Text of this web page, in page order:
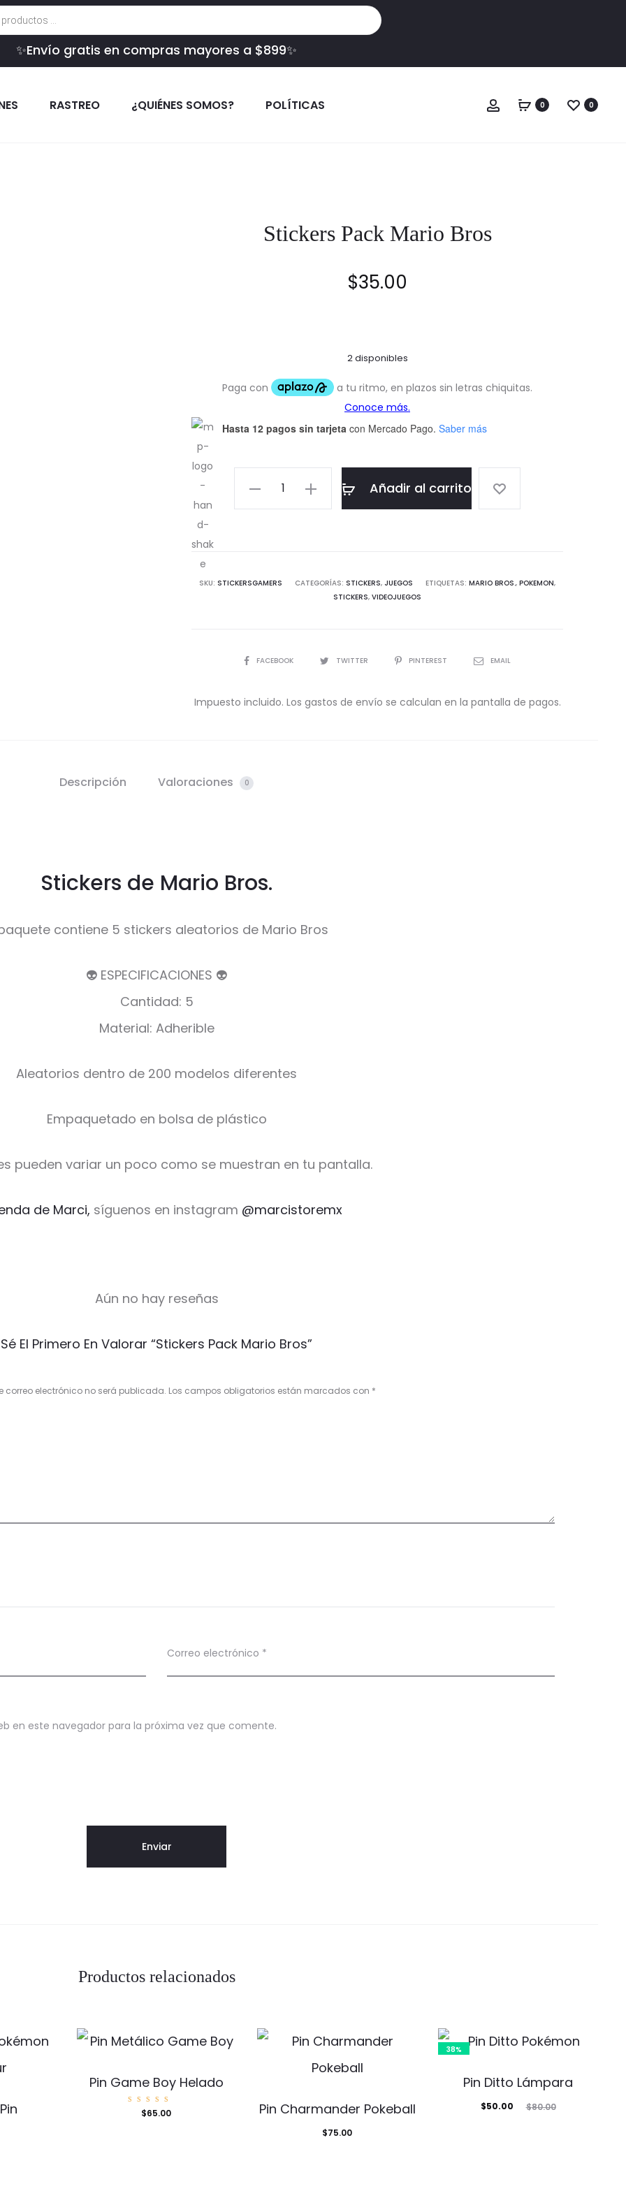
✨Envío gratis en compras mayores a $899✨
RASTREO ¿QUIÉNES SOMOS? POLÍTICAS Cuenta
0 0
Stickers Pack Mario Bros
$35.00
2 disponibles
Hasta 12 pagos sin tarjeta con Mercado Pago. Saber más
Stickers
Añadir al carrito
SKU: STICKERSGAMERS CATEGORÍAS: STICKERS, JUEGOS ETIQUETAS: MARIO BROS., POKEMON,
STICKERS, VIDEOJUEGOS
COMPARTIR
FACEBOOK TWITTER PINTEREST EMAIL
Impuesto incluido. Los gastos de envío se calculan en la pantalla de pagos.
Descripción Valoraciones 0
Stickers de Mario Bros.
contiene 5 stickers aleatorios de Mario Bros
👽 ESPECIFICACIONES 👽
Cantidad: 5
Material: Adherible
Aleatorios dentro de 200 modelos diferentes
Empaquetado en bolsa de plástico
pueden variar un poco como se muestran en tu pantalla.
de Marci, síguenos en instagram @marcistoremx
Aún no hay reseñas
Sé El Primero En Valorar “Stickers Pack Mario Bros”
correo electrónico no será publicada. Los campos obligatorios están marcados con *
Correo electrónico *
en este navegador para la próxima vez que comente.
Productos relacionados
Pin Game Boy Helado
Valorad
o con
$65.00 Pin Charmander Pokeball
$75.00
38%
Pin Ditto Lámpara
$80.00
El
$50.00